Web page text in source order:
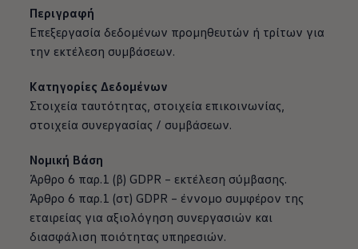
Περιγραφή
Επεξεργασία δεδομένων προμηθευτών ή τρίτων για
την εκτέλεση συμβάσεων.
Κατηγορίες Δεδομένων
Στοιχεία ταυτότητας, στοιχεία επικοινωνίας,
στοιχεία συνεργασίας / συμβάσεων.
Νομική Βάση
Άρθρο 6 παρ.1 (β) GDPR – εκτέλεση σύμβασης.
Άρθρο 6 παρ.1 (στ) GDPR – έννομο συμφέρον της
εταιρείας για αξιολόγηση συνεργασιών και
διασφάλιση ποιότητας υπηρεσιών.